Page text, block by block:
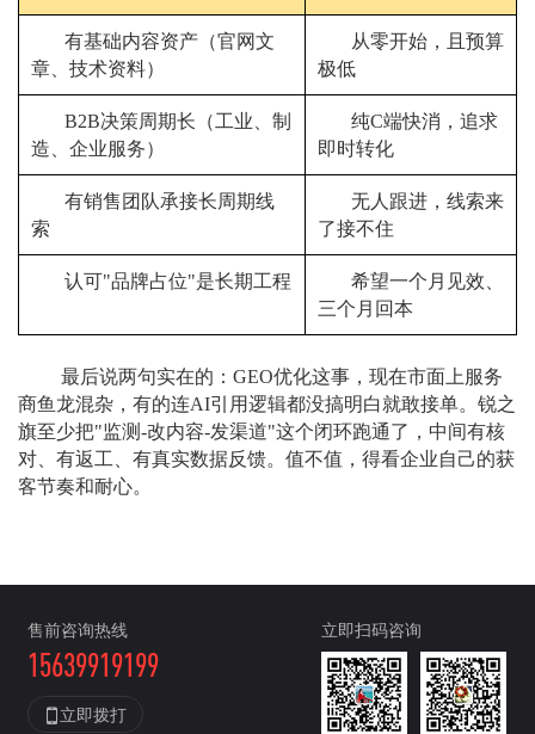
有基础内容资产（官网文
章、技术资料）
从零开始，且预算
极低
B2B决策周期长（工业、制
造、企业服务）
纯C端快消，追求
即时转化
有销售团队承接长周期线
索
无人跟进，线索来
了接不住
认可"品牌占位"是长期工程
希望一个月见效、
三个月回本
最后说两句实在的： GEO优化这事，现在市面上服务
商鱼龙混杂，有的连AI引用逻辑都没搞明白就敢接单。锐之
旗至少把"监测-改内容-发渠道"这个闭环跑通了，中间有核
对、有返工、有真实数据反馈。值不值，得看企业自己的获
客节奏和耐心。
售前咨询热线
15639919199
 立即拨打
立即扫码咨询